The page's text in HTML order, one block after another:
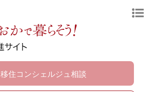
移住コンシェルジュ相談